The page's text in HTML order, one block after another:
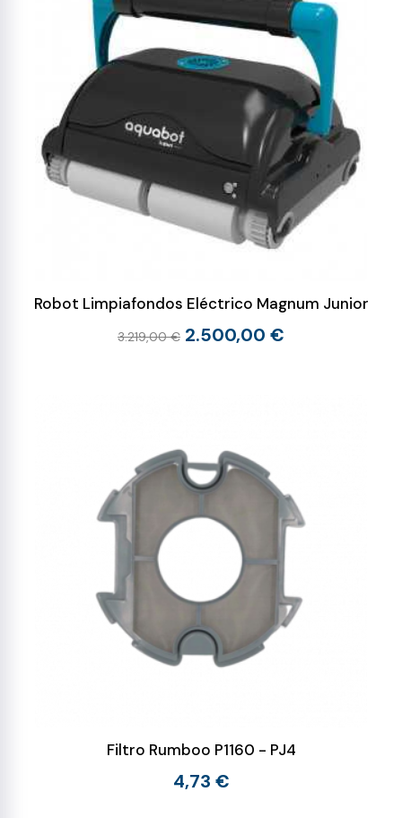
Robot Limpiafondos Eléctrico Magnum Junior
3.219,00 € 2.500,00 €
Filtro Rumboo P1160 - PJ4
4,73 €